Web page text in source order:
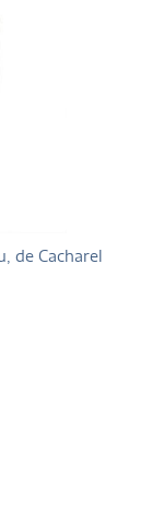
de Cacharel